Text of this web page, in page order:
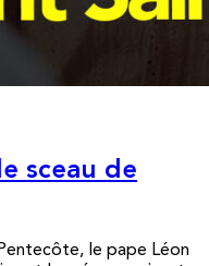
sceau de
le pape Léon